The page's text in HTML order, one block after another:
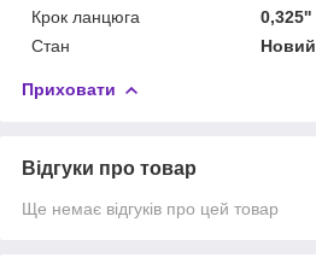
Крок ланцюга
0,325''
Стан
Новий
Приховати
Відгуки про товар
Ще немає відгуків про цей товар